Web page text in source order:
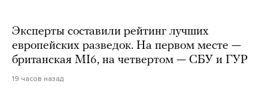
Эксперты составили рейтинг лучших
европейских разведок. На первом месте —
британская MI6, на четвертом — СБУ и ГУР
19 часов назад